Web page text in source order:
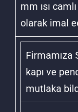
mm ısı
olarak imal
Firmamıza
kapı ve
mutlaka